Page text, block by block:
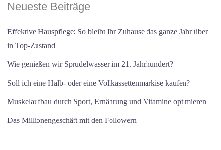
Neueste Beiträge
Effektive Hauspflege: So bleibt Ihr Zuhause das ganze Jahr über
in Top-Zustand
Wie genießen wir Sprudelwasser im 21. Jahrhundert?
Soll ich eine Halb- oder eine Vollkassettenmarkise kaufen?
Muskelaufbau durch Sport, Ernährung und Vitamine optimieren
Das Millionengeschäft mit den Followern